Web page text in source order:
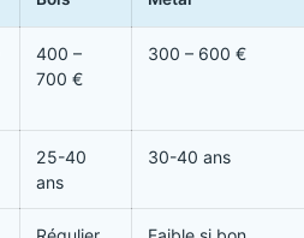
400 –
700 €
300 – 600 €
25-40
ans
30-40 ans